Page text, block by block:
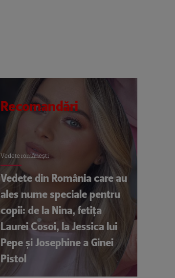
Recomandări
Vedete româneşti
Vedete din România care au
ales nume speciale pentru
copii: de la Nina, fetița
Laurei Cosoi, la Jessica lui
Pepe și Josephine a Ginei
Pistol